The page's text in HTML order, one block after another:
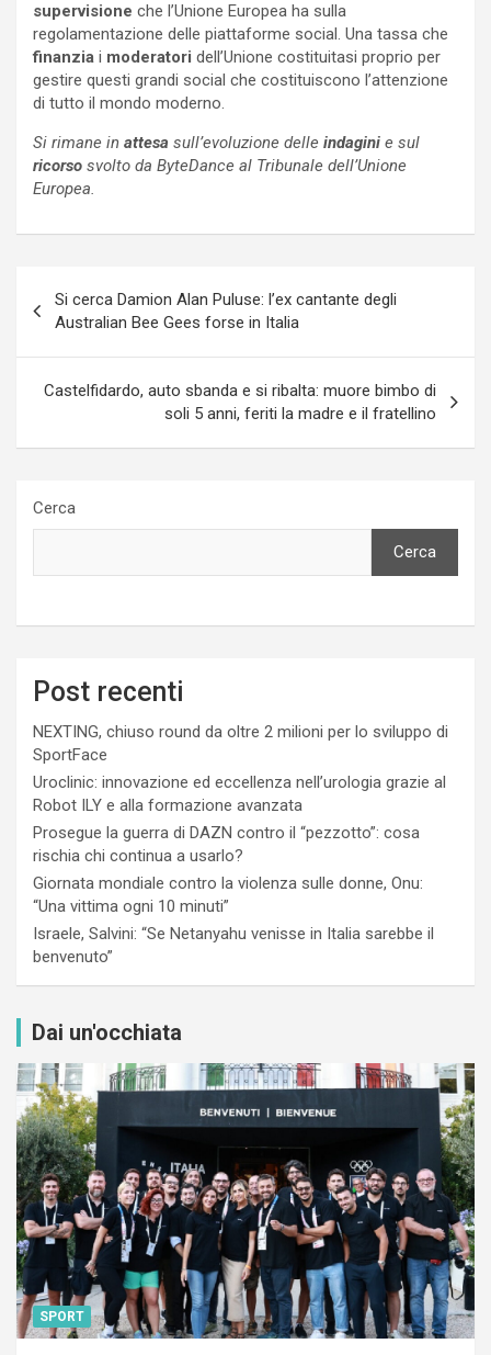
supervisione che l’Unione Europea ha sulla
regolamentazione delle piattaforme social. Una tassa che
finanzia i moderatori dell’Unione costituitasi proprio per
gestire questi grandi social che costituiscono l’attenzione
di tutto il mondo moderno.
Si rimane in attesa sull’evoluzione delle indagini e sul
ricorso svolto da ByteDance al Tribunale dell’Unione
Europea.
articoli
Si cerca Damion Alan Puluse: l’ex cantante degli
Australian Bee Gees forse in Italia
Castelfidardo, auto sbanda e si ribalta: muore bimbo di
soli 5 anni, feriti la madre e il fratellino
Cerca
Cerca
Post recenti
NEXTING, chiuso round da oltre 2 milioni per lo sviluppo di
SportFace
Uroclinic: innovazione ed eccellenza nell’urologia grazie al
Robot ILY e alla formazione avanzata
Prosegue la guerra di DAZN contro il “pezzotto”: cosa
rischia chi continua a usarlo?
Giornata mondiale contro la violenza sulle donne, Onu:
“Una vittima ogni 10 minuti”
Israele, Salvini: “Se Netanyahu venisse in Italia sarebbe il
benvenuto”
Dai un'occhiata
SPORT